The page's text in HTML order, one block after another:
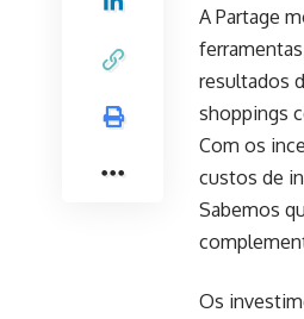
A Partage
resultados
shoppings
Com os
custos de
Sabemos
Os